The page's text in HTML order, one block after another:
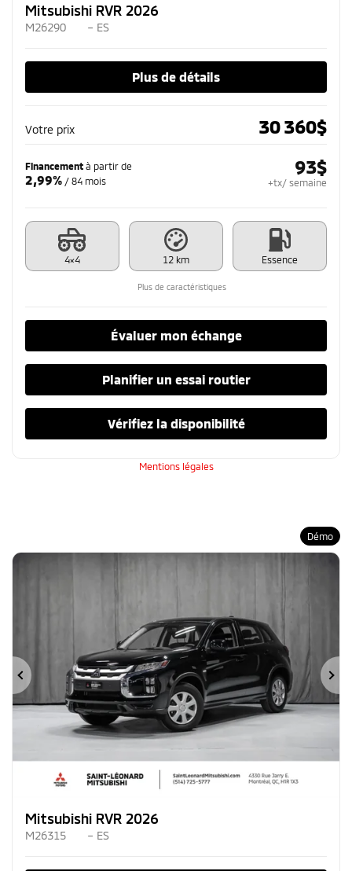
Mitsubishi RVR 2026
M26290 – ES
Plus de détails
Votre prix 30 360$
Financement à partir de
2,99% / 84 mois
93$
+tx/ semaine
4×4 12 km Essence
Plus de caractéristiques
Évaluer mon échange
Planifier un essai routier
Vérifiez la disponibilité
Mentions légales
Démo
Précédent
Mitsubishi RVR 2026
M26315 – ES